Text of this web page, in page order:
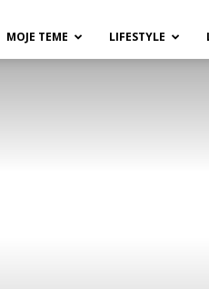
MOJE TEME LIFESTYLE